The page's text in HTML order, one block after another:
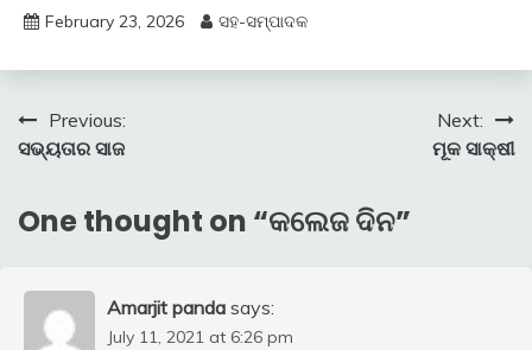
February 23, 2026 ସହ-ସମ୍ପାଦକ
Post
navigation
Previous:
ସଭ୍ୟତାର ସାଜ
Next:
ମୂକ ସାକ୍ଷୀ
One thought on “କଲେଜ ଦିନ”
Amarjit panda says:
July 11, 2021 at 6:26 pm